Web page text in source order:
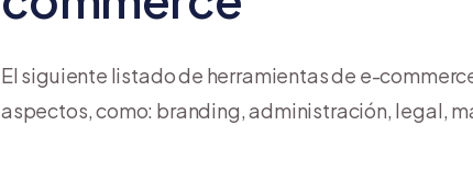
El siguiente listado de herramientas de e-
aspectos, como: branding, administración, legal,